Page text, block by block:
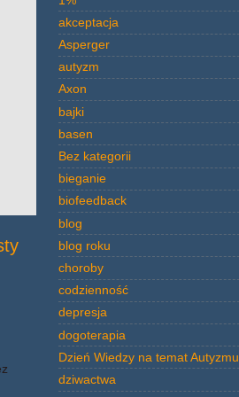
akceptacja
Asperger
autyzm
Axon
bajki
basen
Bez kategorii
bieganie
biofeedback
blog
blog roku
choroby
codzienność
depresja
dogoterapia
Dzień Wiedzy na temat Autyzmu
dziwactwa